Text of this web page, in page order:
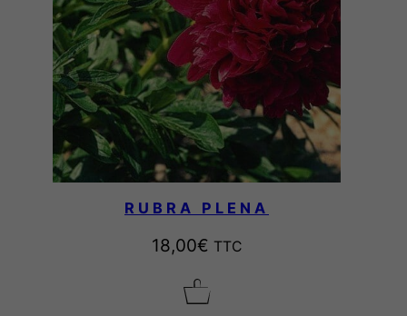
RUBRA PLENA
18,00€ TTC